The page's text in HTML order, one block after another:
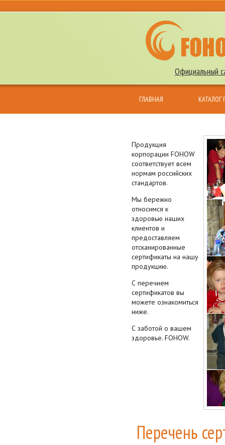
Официальный
ГЛАВНАЯ
Продукция
корпорации FOHOW
соответствует всем
нормам российских
стандартов.
Мы бережно
относимся к
здоровью наших
клиентов и
предоставляем
отсканированные
сертификаты на нашу
продукцию.
С перечнем
сертификатов вы
можете ознакомиться
ниже.
С заботой о вашем
здоровье. FOHOW.
Перечень